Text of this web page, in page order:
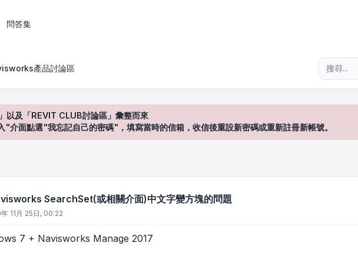
問答集
產品討論區
及「REVIT CLUB討論區」彙整而來
面點選"我忘記自己的密碼"，填寫當時的信箱，收信後重設新密碼或重新註冊新帳號。
SearchSet(或相關介面)中文字變方塊的問題
11月 25日, 00:22
7 + Navisworks Manage 2017